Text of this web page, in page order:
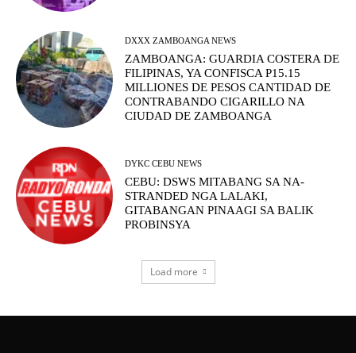
DXXX ZAMBOANGA NEWS
ZAMBOANGA: GUARDIA COSTERA DE
FILIPINAS, YA CONFISCA P15.15
MILLIONES DE PESOS CANTIDAD DE
CONTRABANDO CIGARILLO NA
CIUDAD DE ZAMBOANGA
DYKC CEBU NEWS
CEBU: DSWS MITABANG SA NA-
STRANDED NGA LALAKI,
GITABANGAN PINAAGI SA BALIK
PROBINSYA
Load more